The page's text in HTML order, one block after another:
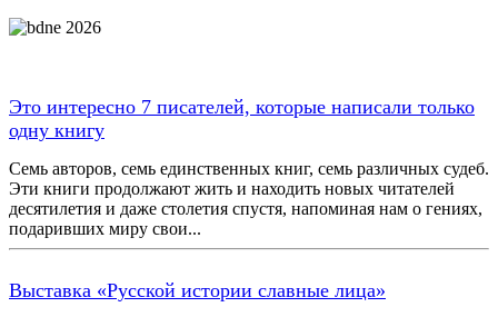
Это интересно 7 писателей, которые написали только
одну книгу
Семь авторов, семь единственных книг, семь различных судеб.
Эти книги продолжают жить и находить новых читателей
десятилетия и даже столетия спустя, напоминая нам о гениях,
подаривших миру свои...
Выставка «Русской истории славные лица»